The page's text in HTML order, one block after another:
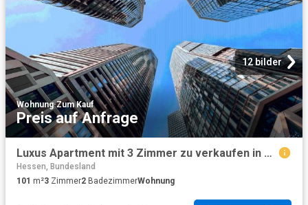
12 bilder
Wohnung·Zum Kauf
Preis auf Anfrage
Luxus Apartment mit 3 Zimmer zu verkaufen in Junghofstraße, 5, Frankfurt am Main, Hessen
Hessen, Bundesland
101 m²3 Zimmer2 BadezimmerWohnung